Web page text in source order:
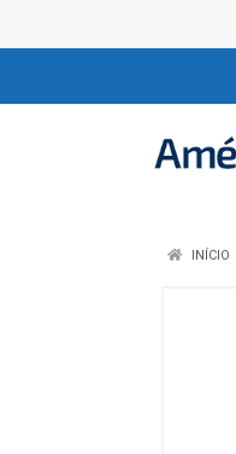
INÍCIO